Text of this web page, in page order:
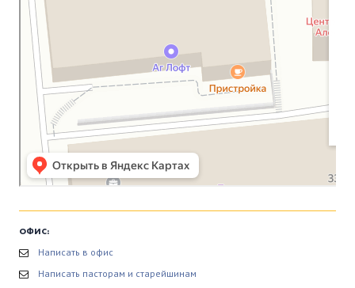
ОФИС:
Написать в офис
Написать пасторам и старейшинам